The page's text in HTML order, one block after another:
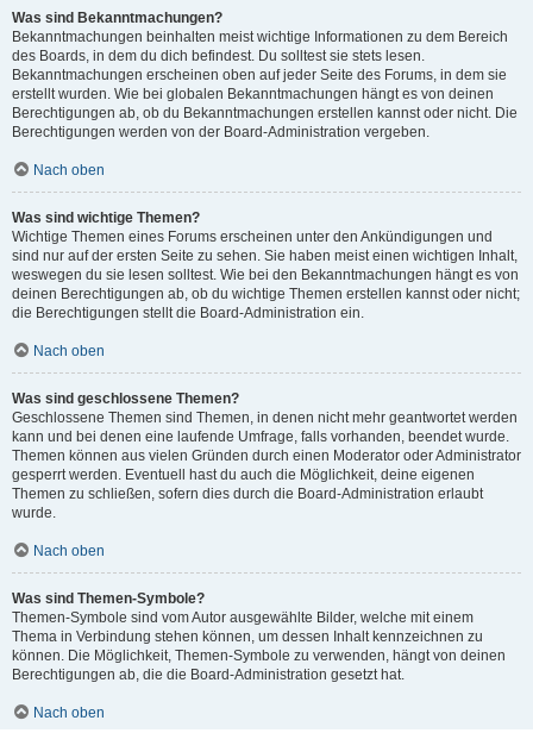
Was sind Bekanntmachungen?
Bekanntmachungen beinhalten meist wichtige Informationen zu dem Bereich
des Boards, in dem du dich befindest. Du solltest sie stets lesen.
Bekanntmachungen erscheinen oben auf jeder Seite des Forums, in dem sie
erstellt wurden. Wie bei globalen Bekanntmachungen hängt es von deinen
Berechtigungen ab, ob du Bekanntmachungen erstellen kannst oder nicht. Die
Berechtigungen werden von der Board-Administration vergeben.
Nach oben
Was sind wichtige Themen?
Wichtige Themen eines Forums erscheinen unter den Ankündigungen und
sind nur auf der ersten Seite zu sehen. Sie haben meist einen wichtigen Inhalt,
weswegen du sie lesen solltest. Wie bei den Bekanntmachungen hängt es von
deinen Berechtigungen ab, ob du wichtige Themen erstellen kannst oder nicht;
die Berechtigungen stellt die Board-Administration ein.
Nach oben
Was sind geschlossene Themen?
Geschlossene Themen sind Themen, in denen nicht mehr geantwortet werden
kann und bei denen eine laufende Umfrage, falls vorhanden, beendet wurde.
Themen können aus vielen Gründen durch einen Moderator oder Administrator
gesperrt werden. Eventuell hast du auch die Möglichkeit, deine eigenen
Themen zu schließen, sofern dies durch die Board-Administration erlaubt
wurde.
Nach oben
Was sind Themen-Symbole?
Themen-Symbole sind vom Autor ausgewählte Bilder, welche mit einem
Thema in Verbindung stehen können, um dessen Inhalt kennzeichnen zu
können. Die Möglichkeit, Themen-Symbole zu verwenden, hängt von deinen
Berechtigungen ab, die die Board-Administration gesetzt hat.
Nach oben